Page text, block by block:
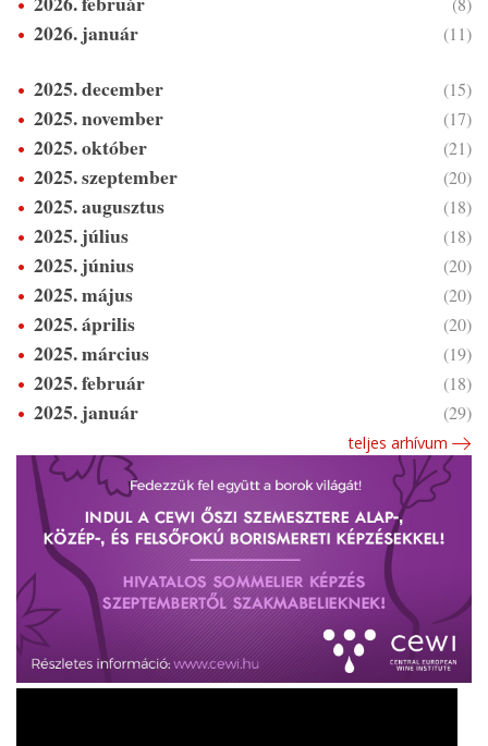
2026. január (11)
2025. december (15)
2025. november (17)
2025. október (21)
2025. szeptember (20)
2025. augusztus (18)
2025. július (18)
2025. június (20)
2025. május (20)
2025. április (20)
2025. március (19)
2025. február (18)
2025. január (29)
teljes arhívum